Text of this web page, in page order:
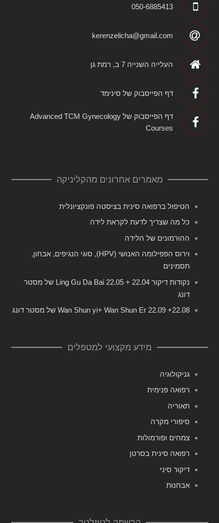
050-6885413
kerenzelicha@gmail.com
העלייה השנייה 7 ב, רמת גן
דף הפייסבוק של סינימד
דף הפייסבוק של Advanced TCM Gynecology
Courses
מאמרים אחרונים מהקליניקה
הטיפול ברפואה סינית בציסטה פונקציונלית
כל מה שצריך לדעת לקראת לידה
ההורמונים של הלידה
וירוס הפפילומה האנושי (HPV), סוגי הנגיפים, אבחון,
תסמינים
נקודות דיקור 22.04 + 22.05 Ling Gu Da Bai של מסטר
דונג
22.08+ 22.09 Wan Shun yi+ Wan Shun Er של מסטר דונג
מידע מקצועי למטפלים
גניקולוגיה
רפואה פנימית
תאוריה
סיפורי מקרה
צמחים ופורמולות
רפואה סינית בסרטן
דיקור סיני
אבחנות